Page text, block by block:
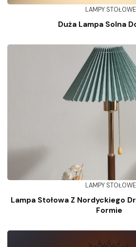
LAMPY STOŁOWE
Duża Lampa Solna
LAMPY STOŁOWE
Lampa Stołowa Z Nordyckiego
Formie